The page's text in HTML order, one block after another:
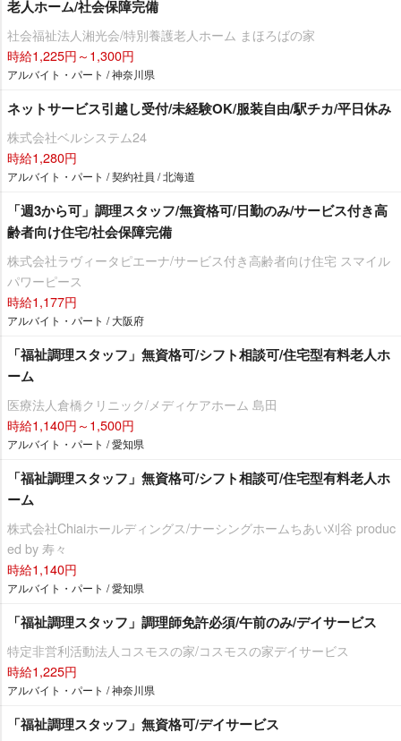
老人ホーム/社会保障完備
社会福祉法人湘光会/特別養護老人ホーム まほろばの家
時給1,225円～1,300円
アルバイト・パート / 神奈川県
ネットサービス引越し受付/未経験OK/服装自由/駅チカ/平日休み
株式会社ベルシステム24
時給1,280円
アルバイト・パート / 契約社員 / 北海道
「週3から可」調理スタッフ/無資格可/日勤のみ/サービス付き高
齢者向け住宅/社会保障完備
株式会社ラヴィータピエーナ/サービス付き高齢者向け住宅 スマイル
パワーピース
時給1,177円
アルバイト・パート / 大阪府
「福祉調理スタッフ」無資格可/シフト相談可/住宅型有料老人ホ
ーム
医療法人倉橋クリニック/メディケアホーム 島田
時給1,140円～1,500円
アルバイト・パート / 愛知県
「福祉調理スタッフ」無資格可/シフト相談可/住宅型有料老人ホ
ーム
株式会社Chiaiホールディングス/ナーシングホームちあい刈谷 produc
ed by 寿々
時給1,140円
アルバイト・パート / 愛知県
「福祉調理スタッフ」調理師免許必須/午前のみ/デイサービス
特定非営利活動法人コスモスの家/コスモスの家デイサービス
時給1,225円
アルバイト・パート / 神奈川県
「福祉調理スタッフ」無資格可/デイサービス